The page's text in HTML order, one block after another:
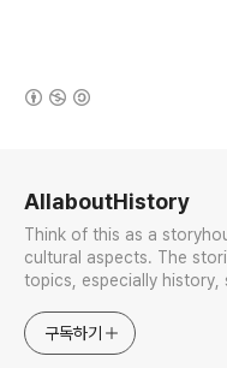
AllaboutHistory
Think of this as a
cultural aspects. The
topics, especially history,
approach will be to resist
generalized viewpoint
구독하기